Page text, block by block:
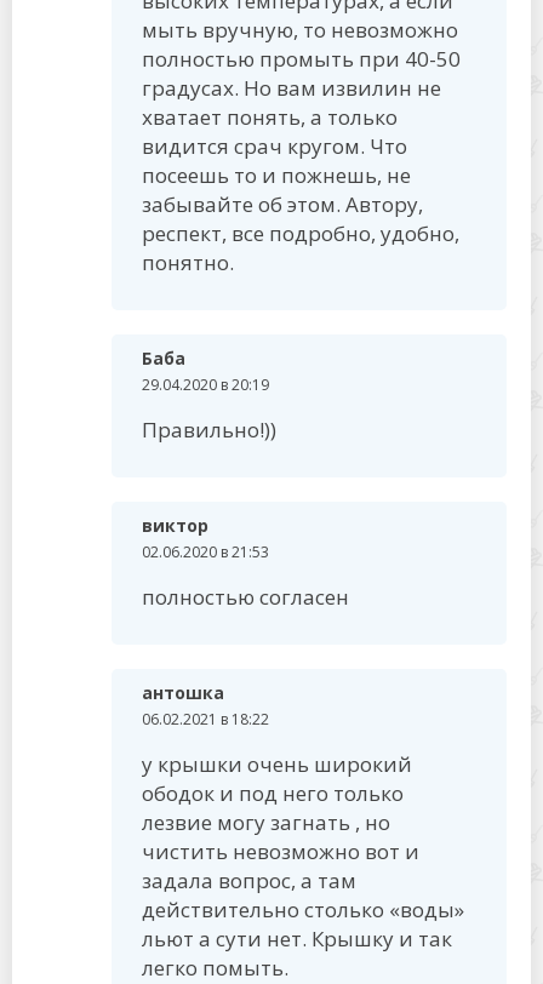
мыть вручную, то невозможно
полностью промыть при 40-50
градусах. Но вам извилин не
хватает понять, а только
видится срач кругом. Что
посеешь то и пожнешь, не
забывайте об этом. Автору,
респект, все подробно, удобно,
понятно.
Баба
29.04.2020 в 20:19
Правильно!))
виктор
02.06.2020 в 21:53
полностью согласен
антошка
06.02.2021 в 18:22
у крышки очень широкий
ободок и под него только
лезвие могу загнать , но
чистить невозможно вот и
задала вопрос, а там
действительно столько «воды»
льют а сути нет. Крышку и так
легко помыть.